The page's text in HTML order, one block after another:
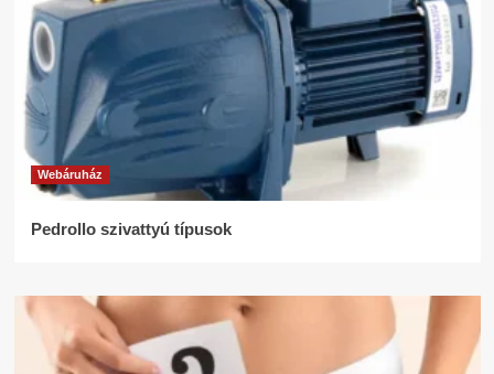
Webáruház
Pedrollo szivattyú típusok